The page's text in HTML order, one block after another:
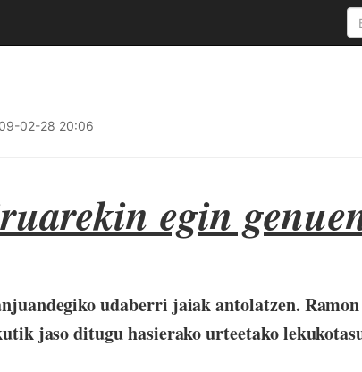
02-28 20:06
egin
udaberri jaiak antolatzen. Ramon
jaso ditugu hasierako urteetako